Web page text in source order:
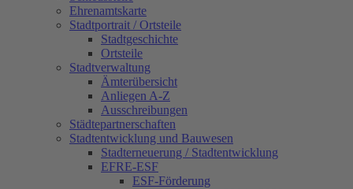
Ehrenamtskarte
Stadtportrait / Ortsteile
Stadtgeschichte
Ortsteile
Stadtverwaltung
Ämterübersicht
Anliegen A-Z
Ausschreibungen
Städtepartnerschaften
Stadtentwicklung und Bauwesen
Stadterneuerung / Stadtentwicklung
EFRE-ESF
ESF-Förderung